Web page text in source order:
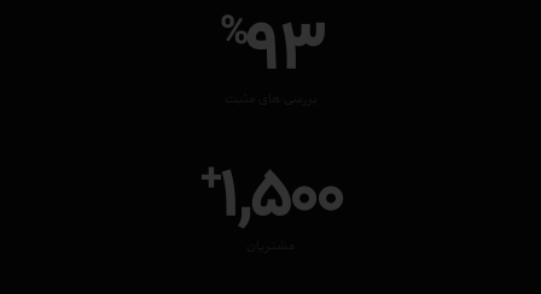
93
%
بررسی های مثبت
1,500
+